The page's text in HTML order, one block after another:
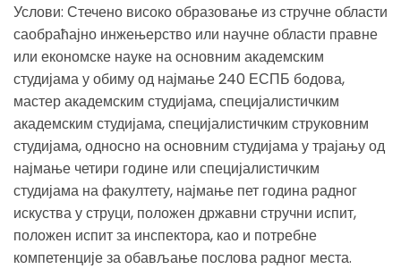
Услови: Стечено високо образовање из стручне области
саобраћајно инжењерство или научне области правне
или економске науке на основним академским
студијама у обиму од најмање 240 ЕСПБ бодова,
мастер академским студијама, специјалистичким
академским студијама, специјалистичким струковним
студијама, односно на основним студијама у трајању од
најмање четири године или специјалистичким
студијама на факултету, најмање пет година радног
искуства у струци, положен државни стручни испит,
положен испит за инспектора, као и потребне
компетенције за обављање послова радног места.